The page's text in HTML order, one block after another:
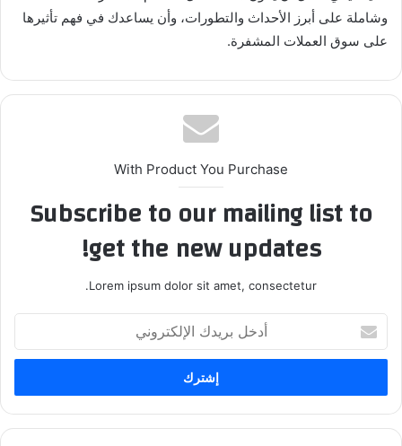
وشاملة على أبرز الأحداث والتطورات، وأن يساعدك في فهم تأثيرها
على سوق العملات المشفرة.
With Product You Purchase
Subscribe to our mailing list to
get the new updates!
Lorem ipsum dolor sit amet, consectetur.
بريدك
الإلكتروني